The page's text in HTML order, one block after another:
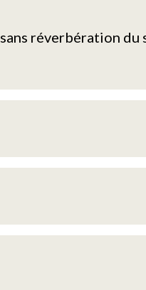
réverbération